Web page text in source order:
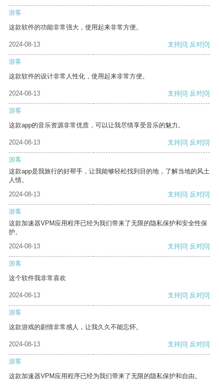
游客
这款软件的功能非常强大，使用起来非常方便。
2024-08-13 支持[0] 反对[0]
游客
这款软件的设计非常人性化，使用起来非常方便。
2024-08-13 支持[0] 反对[0]
游客
这款app的音乐资源非常优质，可以让我尽情享受音乐的魅力。
2024-08-13 支持[0] 反对[0]
游客
这款app是我旅行的好帮手，让我能够轻松找到目的地，了解当地的风土
人情。
2024-08-13
支持[0] 反对[0]
游客
这款加速器VPM应用程序已经为我们带来了无限的隐私保护和安全性保
护。
2024-08-13
支持[0] 反对[0]
游客
这个软件我非常喜欢
2024-08-13 支持[0] 反对[0]
游客
这款游戏的剧情非常感人，让我久久不能忘怀。
2024-08-13 支持[0] 反对[0]
游客
这款加速器VPM应用程序已经为我们带来了无限的隐私保护和自由。